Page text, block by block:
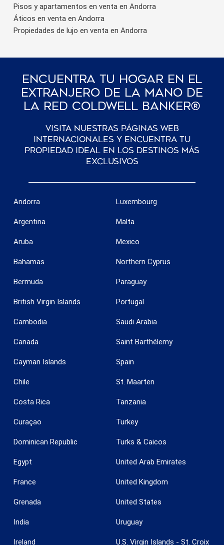
Pisos y apartamentos en venta en Andorra
Áticos en venta en Andorra
Propiedades de lujo en venta en Andorra
Encuentra Tu Hogar En El
Extranjero De La Mano De
La Red Coldwell Banker®
Visita nuestras páginas web
internacionales y encuentra tu
propiedad ideal en los destinos más
exclusivos
Andorra
Argentina
Aruba
Bahamas
Bermuda
British Virgin Islands
Cambodia
Canada
Cayman Islands
Chile
Costa Rica
Curaçao
Dominican Republic
Egypt
France
Grenada
India
Ireland
Luxembourg
Malta
Mexico
Northern Cyprus
Paraguay
Portugal
Saudi Arabia
Saint Barthélemy
Spain
St. Maarten
Tanzania
Turkey
Turks & Caicos
United Arab Emirates
United Kingdom
United States
Uruguay
U.S. Virgin Islands - St. Croix
Guardar configuración Aceptar todas